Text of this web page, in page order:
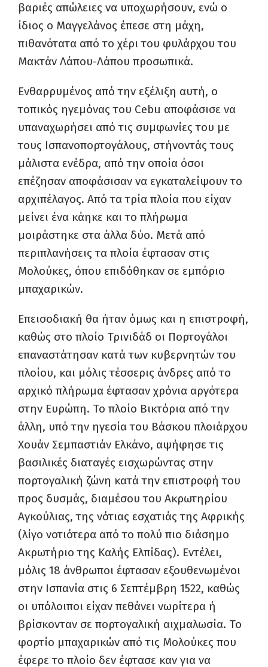
βαριές απώλειες να υποχωρήσουν, ενώ ο
ίδιος ο Μαγγελάνος έπεσε στη μάχη,
πιθανότατα από το χέρι του φυλάρχου του
Μακτάν Λάπου-Λάπου προσωπικά.
Ενθαρρυμένος από την εξέλιξη αυτή, ο
τοπικός ηγεμόνας του Cebu αποφάσισε να
υπαναχωρήσει από τις συμφωνίες του με
τους Ισπανοπορτογάλους, στήνοντάς τους
μάλιστα ενέδρα, από την οποία όσοι
επέζησαν αποφάσισαν να εγκαταλείψουν το
αρχιπέλαγος. Από τα τρία πλοία που είχαν
μείνει ένα κάηκε και το πλήρωμα
μοιράστηκε στα άλλα δύο. Μετά από
περιπλανήσεις τα πλοία έφτασαν στις
Μολούκες, όπου επιδόθηκαν σε εμπόριο
μπαχαρικών.
Επεισοδιακή θα ήταν όμως και η επιστροφή,
καθώς στο πλοίο Τρινιδάδ οι Πορτογάλοι
επαναστάτησαν κατά των κυβερνητών του
πλοίου, και μόλις τέσσερις άνδρες από το
αρχικό πλήρωμα έφτασαν χρόνια αργότερα
στην Ευρώπη. Το πλοίο Βικτόρια από την
άλλη, υπό την ηγεσία του Βάσκου πλοιάρχου
Χουάν Σεμπαστιάν Ελκάνο, αψήφησε τις
βασιλικές διαταγές εισχωρώντας στην
πορτογαλική ζώνη κατά την επιστροφή του
προς δυσμάς, διαμέσου του Ακρωτηρίου
Αγκούλιας, της νότιας εσχατιάς της Αφρικής
(λίγο νοτιότερα από το πολύ πιο διάσημο
Ακρωτήριο της Καλής Ελπίδας). Εντέλει,
μόλις 18 άνθρωποι έφτασαν εξουθενωμένοι
στην Ισπανία στις 6 Σεπτέμβρη 1522, καθώς
οι υπόλοιποι είχαν πεθάνει νωρίτερα ή
βρίσκονταν σε πορτογαλική αιχμαλωσία. Το
φορτίο μπαχαρικών από τις Μολούκες που
έφερε το πλοίο δεν έφτασε καν για να